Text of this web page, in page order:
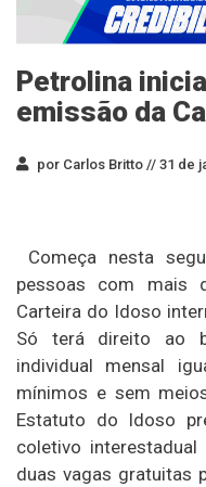
Petrolina
emissão da
por Carlos Britto // 31 de
Começa nesta
pessoas com mais
Carteira do Idoso
Só terá direito ao
individual mensal
mínimos e sem
Estatuto do Idoso
coletivo
duas vagas gratuitas